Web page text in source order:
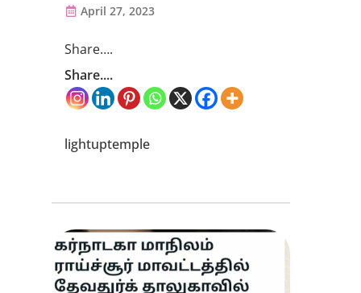
April 27, 2023
Share….
Share....
lightuptemple